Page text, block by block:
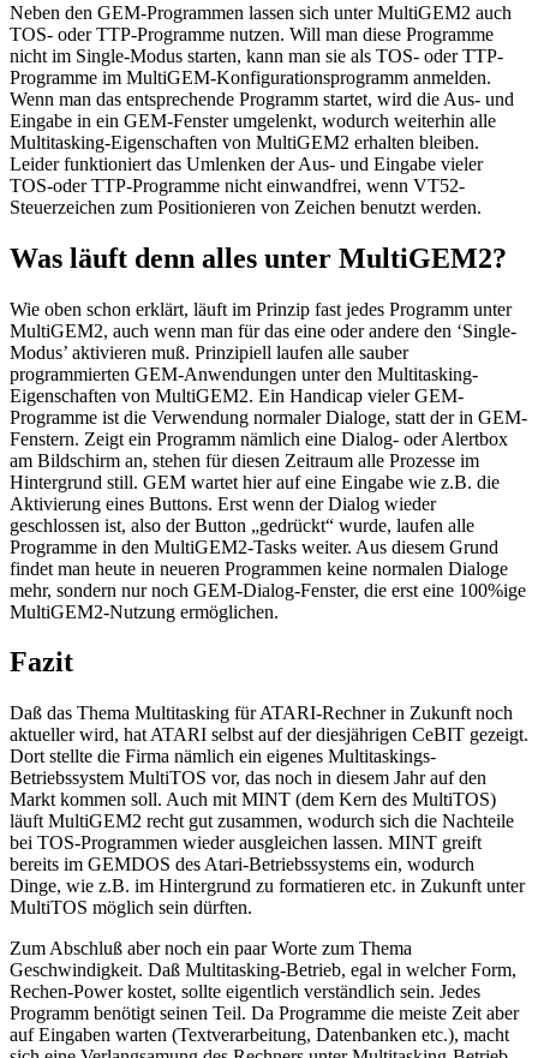
Neben den GEM-Programmen lassen sich unter MultiGEM2 auch
TOS- oder TTP-Programme nutzen. Will man diese Programme
nicht im Single-Modus starten, kann man sie als TOS- oder TTP-
Programme im MultiGEM-Konfigurationsprogramm anmelden.
Wenn man das entsprechende Programm startet, wird die Aus- und
Eingabe in ein GEM-Fenster umgelenkt, wodurch weiterhin alle
Multitasking-Eigenschaften von MultiGEM2 erhalten bleiben.
Leider funktioniert das Umlenken der Aus- und Eingabe vieler
TOS-oder TTP-Programme nicht einwandfrei, wenn VT52-
Steuerzeichen zum Positionieren von Zeichen benutzt werden.
Was läuft denn alles unter MultiGEM2?
Wie oben schon erklärt, läuft im Prinzip fast jedes Programm unter
MultiGEM2, auch wenn man für das eine oder andere den ‘Single-
Modus’ aktivieren muß. Prinzipiell laufen alle sauber
programmierten GEM-Anwendungen unter den Multitasking-
Eigenschaften von MultiGEM2. Ein Handicap vieler GEM-
Programme ist die Verwendung normaler Dialoge, statt der in GEM-
Fenstern. Zeigt ein Programm nämlich eine Dialog- oder Alertbox
am Bildschirm an, stehen für diesen Zeitraum alle Prozesse im
Hintergrund still. GEM wartet hier auf eine Eingabe wie z.B. die
Aktivierung eines Buttons. Erst wenn der Dialog wieder
geschlossen ist, also der Button „gedrückt“ wurde, laufen alle
Programme in den MultiGEM2-Tasks weiter. Aus diesem Grund
findet man heute in neueren Programmen keine normalen Dialoge
mehr, sondern nur noch GEM-Dialog-Fenster, die erst eine 100%ige
MultiGEM2-Nutzung ermöglichen.
Fazit
Daß das Thema Multitasking für ATARI-Rechner in Zukunft noch
aktueller wird, hat ATARI selbst auf der diesjährigen CeBIT gezeigt.
Dort stellte die Firma nämlich ein eigenes Multitaskings-
Betriebssystem MultiTOS vor, das noch in diesem Jahr auf den
Markt kommen soll. Auch mit MINT (dem Kern des MultiTOS)
läuft MultiGEM2 recht gut zusammen, wodurch sich die Nachteile
bei TOS-Programmen wieder ausgleichen lassen. MINT greift
bereits im GEMDOS des Atari-Betriebssystems ein, wodurch
Dinge, wie z.B. im Hintergrund zu formatieren etc. in Zukunft unter
MultiTOS möglich sein dürften.
Zum Abschluß aber noch ein paar Worte zum Thema
Geschwindigkeit. Daß Multitasking-Betrieb, egal in welcher Form,
Rechen-Power kostet, sollte eigentlich verständlich sein. Jedes
Programm benötigt seinen Teil. Da Programme die meiste Zeit aber
auf Eingaben warten (Textverarbeitung, Datenbanken etc.), macht